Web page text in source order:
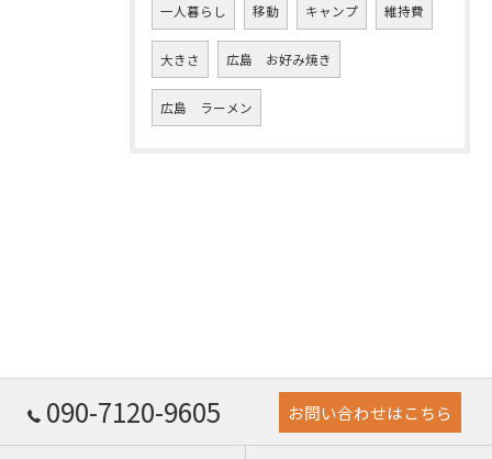
一人暮らし 移動 キャンプ 維持費
大きさ 広島 お好み焼き
広島 ラーメン
090-7120-9605 お問い合わせはこちら